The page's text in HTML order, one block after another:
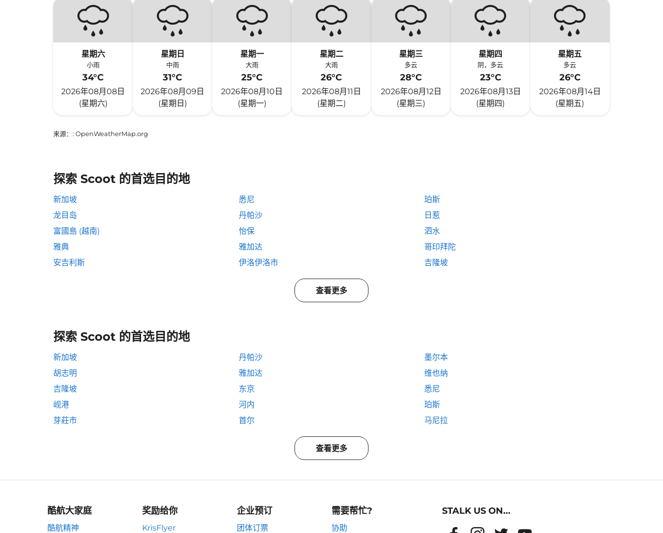
星期六
小雨
34°C
2026年08月08日
(星期六)
星期日
中雨
31°C
2026年08月09日
(星期日)
星期一
大雨
25°C
2026年08月10日
(星期一)
星期二
大雨
26°C
2026年08月11日
(星期二)
星期三
多云
28°C
2026年08月12日
(星期三)
星期四
阴，多云
23°C
2026年08月13日
(星期四)
星期五
多云
26°C
2026年08月14日
(星期五)
来源： : OpenWeatherMap.org
探索 Scoot 的首选目的地
新加坡 悉尼
珀斯
龙目岛
丹帕沙
日惹
富國島 (越南)
怡保
泗水
雅典
雅加达
哥印拜陀
安吉利斯
伊洛伊洛市 吉隆坡
查看更多
探索 Scoot 的首选目的地
新加坡 丹帕沙
墨尔本
胡志明
雅加达
维也纳
吉隆坡
东京
悉尼
岘港
河内
珀斯
芽莊市
首尔 马尼拉
查看更多
酷航大家庭
酷航精神
奖励给你
KrisFlyer
企业预订
团体订票
需要帮忙?
协助
STALK US ON...